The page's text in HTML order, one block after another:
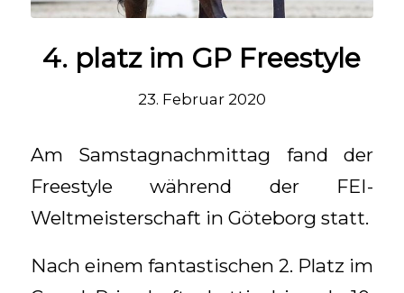
4. platz im GP Freestyle
23. Februar 2020
Am Samstagnachmittag fand der
Freestyle während der FEI-
Weltmeisterschaft in Göteborg statt.
Nach einem fantastischen 2. Platz im